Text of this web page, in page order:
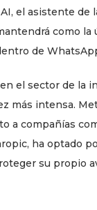
el asistente de
como la
de
el sector de la
más intensa.
a compañías
ha optado
su propio